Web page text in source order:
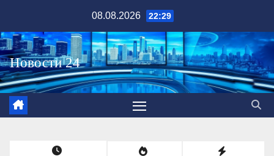
содержимому
08.08.2026 22:29